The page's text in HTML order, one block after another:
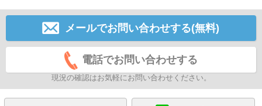
メールでお問い合わせする(無料)
電話でお問い合わせする
現況の確認はお気軽にお問い合わせください。